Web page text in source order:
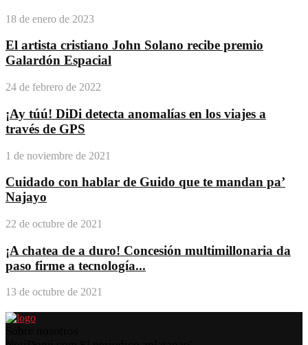
18 de enero de 2023
El artista cristiano John Solano recibe premio
Galardón Espacial
24 de febrero de 2022
¡Ay túú! DiDi detecta anomalías en los viajes a
través de GPS
1 de noviembre de 2021
Cuidado con hablar de Guido que te mandan pa’
Najayo
22 de octubre de 2021
¡A chatea de a duro! Concesión multimillonaria da
paso firme a tecnología...
13 de octubre de 2021